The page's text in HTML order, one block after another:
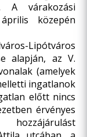
A várakozási
közepén
Lipótváros
alapján, az V.
(amelyek
ingatlanok
előtt nincs
érvényes
hozzájárulást